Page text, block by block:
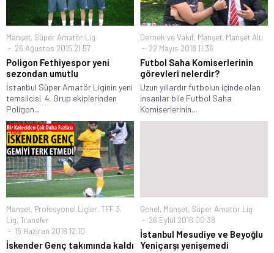
Manşet, Süper Amatör Lig
26 Ağustos 2015 21:57
Poligon Fethiyespor yeni
sezondan umutlu
İstanbul Süper Amatör Liginin yeni
temsilcisi 4. Grup ekiplerinden
Poligon...
Dernek ve Vakıf, Manşet, Manşet Altı
22 Mayıs 2018 11:36
Futbol Saha Komiserlerinin
görevleri nelerdir?
Uzun yıllardır futbolun içinde olan
insanlar bile Futbol Saha
Komiserlerinin...
Manşet, Profesyonel Ligler, TFF 3.
Lig, Transfer
15 Haziran 2016 12:10
İskender Genç takımında kaldı
Genel, Manşet, Süper Amatör Lig
26 Eylül 2016 00:38
İstanbul Mesudiye ve Beyoğlu
Yeniçarşı yenişemedi